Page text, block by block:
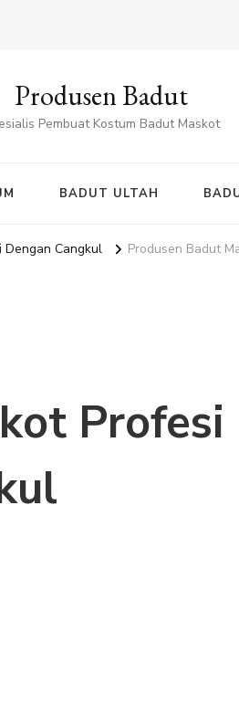
Produsen Badut
Pembuat Kostum Badut Maskot
BADUT ULTAH
Dengan Cangkul Produsen Badut
Profesi